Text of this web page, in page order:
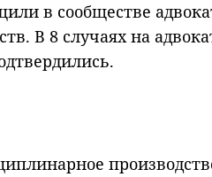
в сообществе
В 8 случаях на